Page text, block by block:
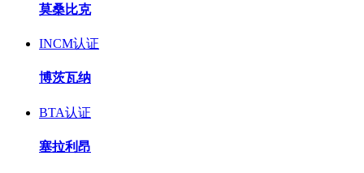
莫桑比克
INCM认证
博茨瓦纳
BTA认证
塞拉利昂